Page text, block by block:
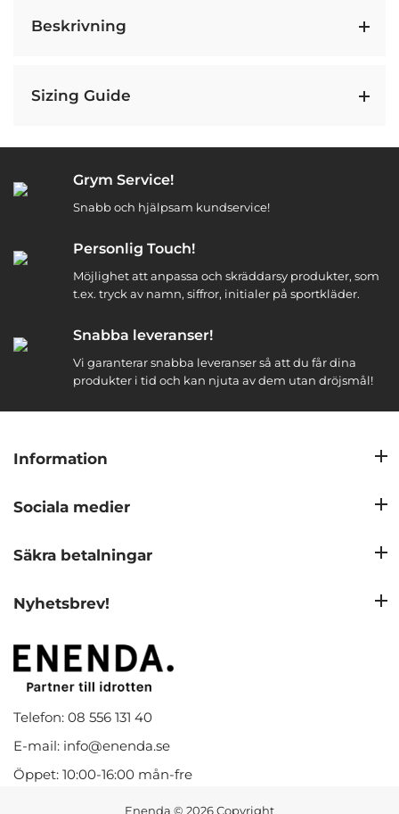
Beskrivning
Sizing Guide
Grym Service!
Snabb och hjälpsam kundservice!
Personlig Touch!
Möjlighet att anpassa och skräddarsy produkter, som
t.ex. tryck av namn, siffror, initialer på sportkläder.
Snabba leveranser!
Vi garanterar snabba leveranser så att du får dina
produkter i tid och kan njuta av dem utan dröjsmål!
Telefon: 08 556 131 40
E-mail: info@enenda.se
Öppet: 10:00-16:00 mån-fre
Information
Sociala medier
Säkra betalningar
Nyhetsbrev!
Enenda © 2026 Copyright